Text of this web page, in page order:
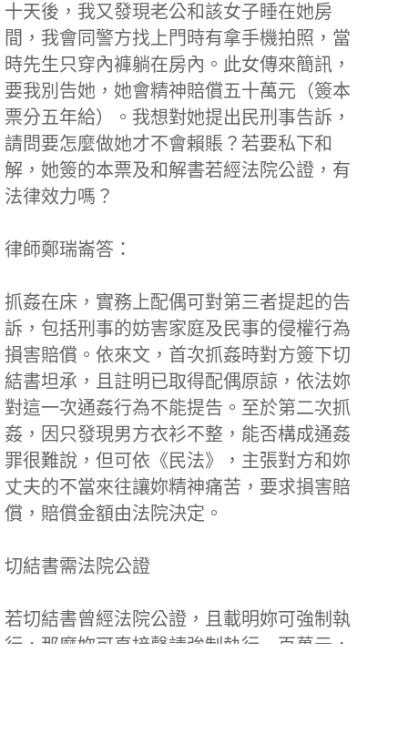
十天後，我又發現老公和該女子睡在她房
間，我會同警方找上門時有拿手機拍照，當
時先生只穿內褲躺在房內。此女傳來簡訊，
要我別告她，她會精神賠償五十萬元（簽本
票分五年給）。我想對她提出民刑事告訴，
請問要怎麼做她才不會賴賬？若要私下和
解，她簽的本票及和解書若經法院公證，有
法律效力嗎？
律師鄭瑞崙答：
抓姦在床，實務上配偶可對第三者提起的告
訴，包括刑事的妨害家庭及民事的侵權行為
損害賠償。依來文，首次抓姦時對方簽下切
結書坦承，且註明已取得配偶原諒，依法妳
對這一次通姦行為不能提告。至於第二次抓
姦，因只發現男方衣衫不整，能否構成通姦
罪很難說，但可依《民法》，主張對方和妳
丈夫的不當來往讓妳精神痛苦，要求損害賠
償，賠償金額由法院決定。
切結書需法院公證
若切結書曾經法院公證，且載明妳可強制執
行，那麼妳可直接聲請強制執行一百萬元，